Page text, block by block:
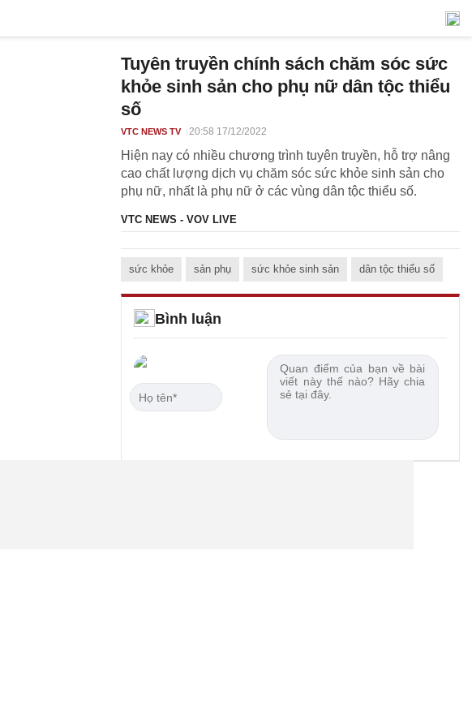
Tuyên truyền chính sách chăm sóc sức
khỏe sinh sản cho phụ nữ dân tộc thiểu
số
VTC NEWS TV 20:58 17/12/2022
Hiện nay có nhiều chương trình tuyên truyền, hỗ trợ nâng
cao chất lượng dịch vụ chăm sóc sức khỏe sinh sản cho
phụ nữ, nhất là phụ nữ ở các vùng dân tộc thiểu số.
VTC NEWS - VOV LIVE
sức khỏe sản phụ sức khỏe sinh sản dân tộc thiểu số
Bình luận